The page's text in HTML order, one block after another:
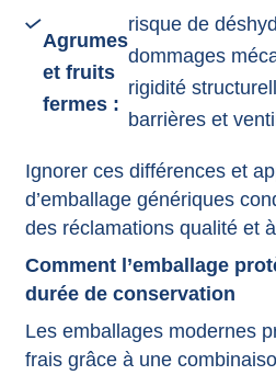
Agrumes
et fruits
fermes :
risque de
dommages
rigidité
barrières et
Ignorer ces différences et
d’emballage génériques
des réclamations qualité et
Comment l’emballage
durée de conservation
Les emballages modernes
frais grâce à une